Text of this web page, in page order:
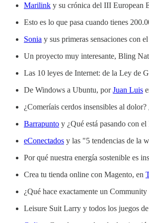
Marilink y su crónica del III European
Esto es lo que pasa cuando tienes
Sonia y sus primeras sensaciones con
Un proyecto muy interesante, Bling
Las 10 leyes de Internet: de la Ley de
De Windows a Ubuntu, porJuan Luis
¿Comeríais cerdos insensibles al
Barrapunto y ¿Qué está pasando con
eConectados y las "5 tendencias de la
Por qué nuestra energía sostenible es
Crea tu tienda online con Magento, en
¿Qué hace exactamente un
Leisure Suit Larry y todos los juegos